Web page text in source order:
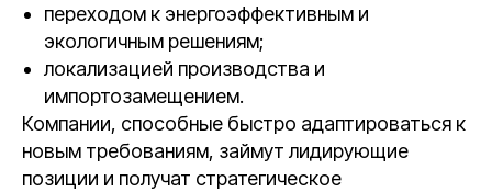
переходом к энергоэффективным и
экологичным решениям;
локализацией производства и
импортозамещением.
Компании, способные быстро адаптироваться к
новым требованиям, займут лидирующие
позиции и получат стратегическое